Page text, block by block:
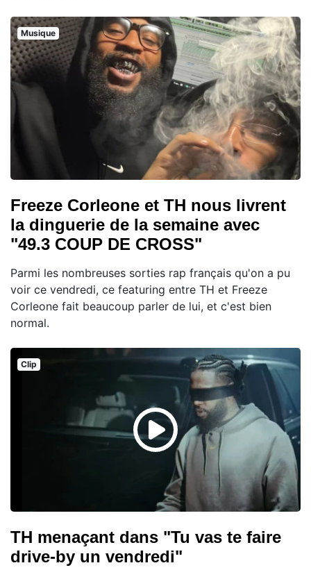
Musique
Freeze Corleone et TH nous livrent
la dinguerie de la semaine avec
"49.3 COUP DE CROSS"
Parmi les nombreuses sorties rap français qu'on a pu
voir ce vendredi, ce featuring entre TH et Freeze
Corleone fait beaucoup parler de lui, et c'est bien
normal.
Clip
TH menaçant dans "Tu vas te faire
drive-by un vendredi"